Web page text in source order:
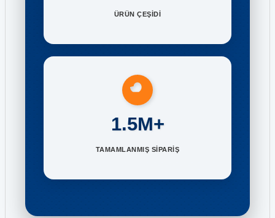
ÜRÜN ÇEŞİDİ
1.5M+
TAMAMLANMIŞ SİPARİŞ